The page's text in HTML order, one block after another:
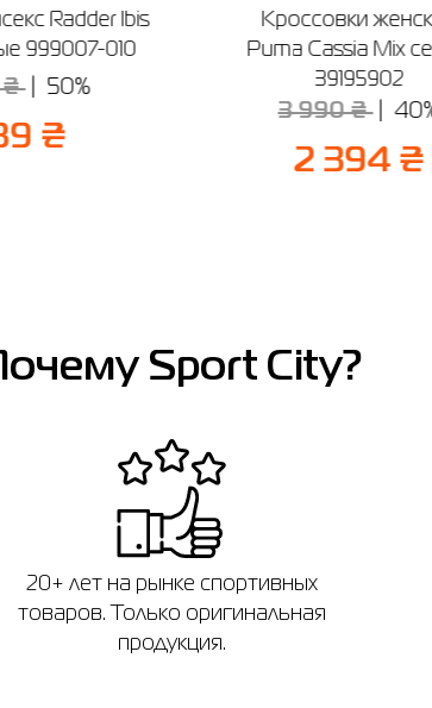
Radder Ibis
999007-010
₴ 50%
₴
Кроссовки
Puma Cassia Mix
39195902
3 990 ₴
2 394 ₴
Sport City?
20+ лет на рынке спортивных
товаров. Только оригинальная
продукция.